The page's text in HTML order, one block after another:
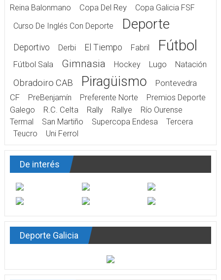
Reina Balonmano
Copa Del Rey
Copa Galicia FSF
Curso De Inglés Con Deporte
Deporte
Deportivo Derbi El Tiempo Fabril Fútbol
Fútbol Sala Gimnasia Hockey Lugo Natación
Obradoiro CAB Piragüismo
Pontevedra
CF
PreBenjamín Preferente Norte
Premios Deporte
Galego
R.C. Celta Rally Rallye
Río Ourense
Termal
San Martiño Supercopa Endesa
Tercera
Teucro
Uni Ferrol
De interés
Deporte Galicia